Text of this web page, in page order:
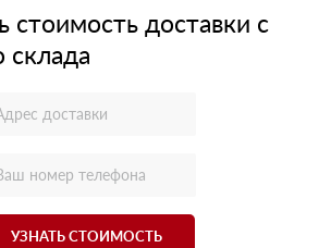
стоимость доставки с
УЗНАТЬ СТОИМОСТЬ